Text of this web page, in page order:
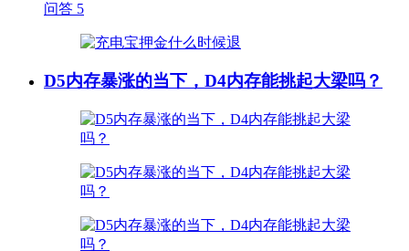
问答 5
D5内存暴涨的当下，D4内存能挑起大梁吗？